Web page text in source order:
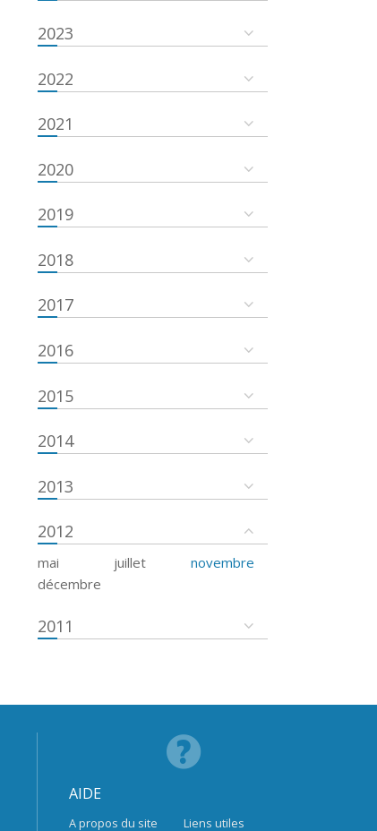
2023
2022
2021
2020
2019
2018
2017
2016
2015
2014
2013
2012
mai juillet
novembre
décembre
2011
AIDE
A propos du site Liens utiles